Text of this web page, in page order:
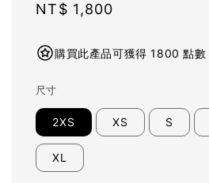
Regular
NT$ 1,800
購買此產品可獲得 1800 點數
尺寸
2XS XS S
XL